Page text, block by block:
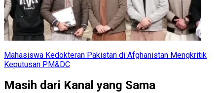
Mahasiswa Kedokteran Pakistan di Afghanistan Mengkritik
Keputusan PM&DC
Masih dari Kanal yang Sama